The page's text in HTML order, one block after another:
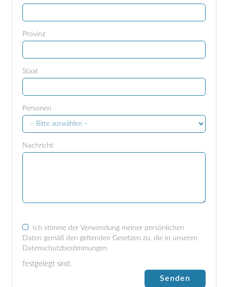
Provinz
Staat
Personen
Nachricht
Ich stimme der Verwendung meiner persönlichen
Daten gemäß den geltenden Gesetzen zu, die in unseren
Datenschutzbestimmungen
festgelegt sind.